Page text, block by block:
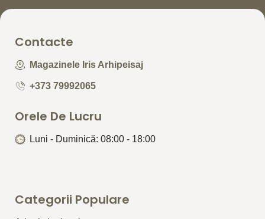
Contacte
Magazinele Iris Arhipeisaj
+373 79992065
Orele De Lucru
Luni - Duminică: 08:00 - 18:00
Categorii Populare